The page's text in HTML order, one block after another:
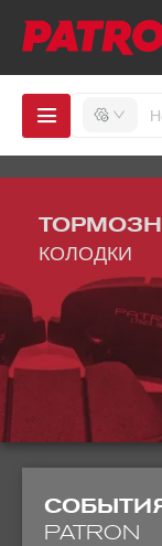
КОЛОДКИ
PATRON